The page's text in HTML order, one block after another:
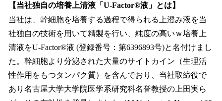
【当社独自の培養上清液「U-Factor®液」とは】
当社は、幹細胞を培養する過程で得られる上澄み液を当
社独自の技術を用いて精製を行い、純度の高いｗ培養上
清液をU-Factor®液 (登録番号：第6396893号)と名付けまし
た。幹細胞より分泌された大量のサイトカイン（生理活
性作用をもつタンパク質）を含んでおり、当社取締役で
あり名古屋大学大学院医学系研究科名誉教授の上田実ら